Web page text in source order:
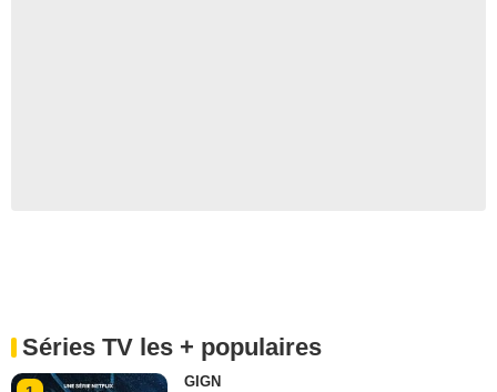
Séries TV les + populaires
GIGN